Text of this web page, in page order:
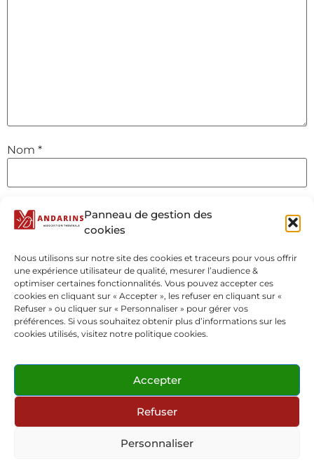
Panneau de gestion des
cookies
Nous utilisons sur notre site des cookies et traceurs pour vous offrir
une expérience utilisateur de qualité, mesurer l’audience &
optimiser certaines fonctionnalités. Vous pouvez accepter ces
cookies en cliquant sur « Accepter », les refuser en cliquant sur «
Refuser » ou cliquer sur « Personnaliser » pour gérer vos
préférences. Si vous souhaitez obtenir plus d’informations sur les
cookies utilisés, visitez notre politique cookies.
Accepter
Refuser
Personnaliser
Nom *
Site web